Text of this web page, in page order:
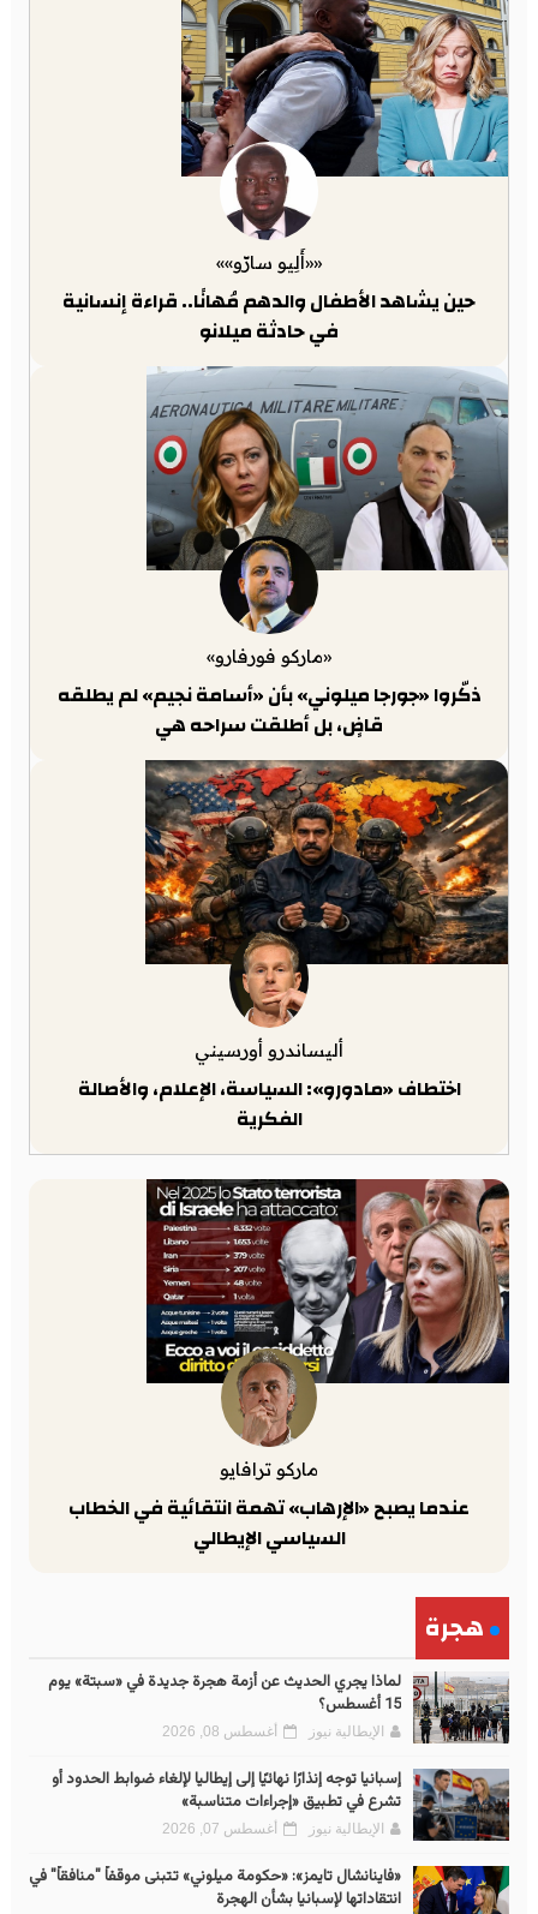
««أَلِيو سارّو»»
حين يشاهد الأطفال والدهم مُهانًا.. قراءة إنسانية
في حادثة ميلانو
«ماركو فورفارو»
ذكّروا «جورجا ميلوني» بأن «أسامة نجيم» لم يطلقه
قاضٍ، بل أطلقت سراحه هي
أليساندرو أورسيني
اختطاف «مادورو»: السياسة، الإعلام، والأصالة
الفكرية
ماركو ترافايو
عندما يصبح «الإرهاب» تهمة انتقائية في الخطاب
السياسي الإيطالي
هجرة
لماذا يجري الحديث عن أزمة هجرة جديدة في «سبتة» يوم
15 أغسطس؟
الإيطالية نيوز أغسطس 08, 2026
إسبانيا توجه إنذارًا نهائيًا إلى إيطاليا لإلغاء ضوابط الحدود أو
تشرع في تطبيق «إجراءات متناسبة»
الإيطالية نيوز أغسطس 07, 2026
«فاينانشال تايمز»: «حكومة ميلوني» تتبنى موقفاً "منافقاً" في
انتقاداتها لإسبانيا بشأن الهجرة